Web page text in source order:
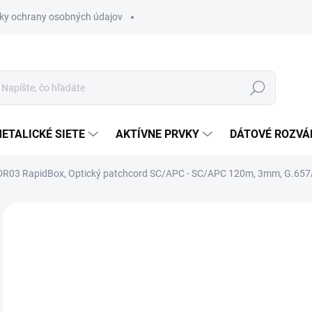
ochrany osobných údajov
Hľadať
SIETE AKTÍVNE PRVKY DÁTOVÉ
RapidBox, Optický patchcord SC/APC - SC/APC 120m, 3mm,